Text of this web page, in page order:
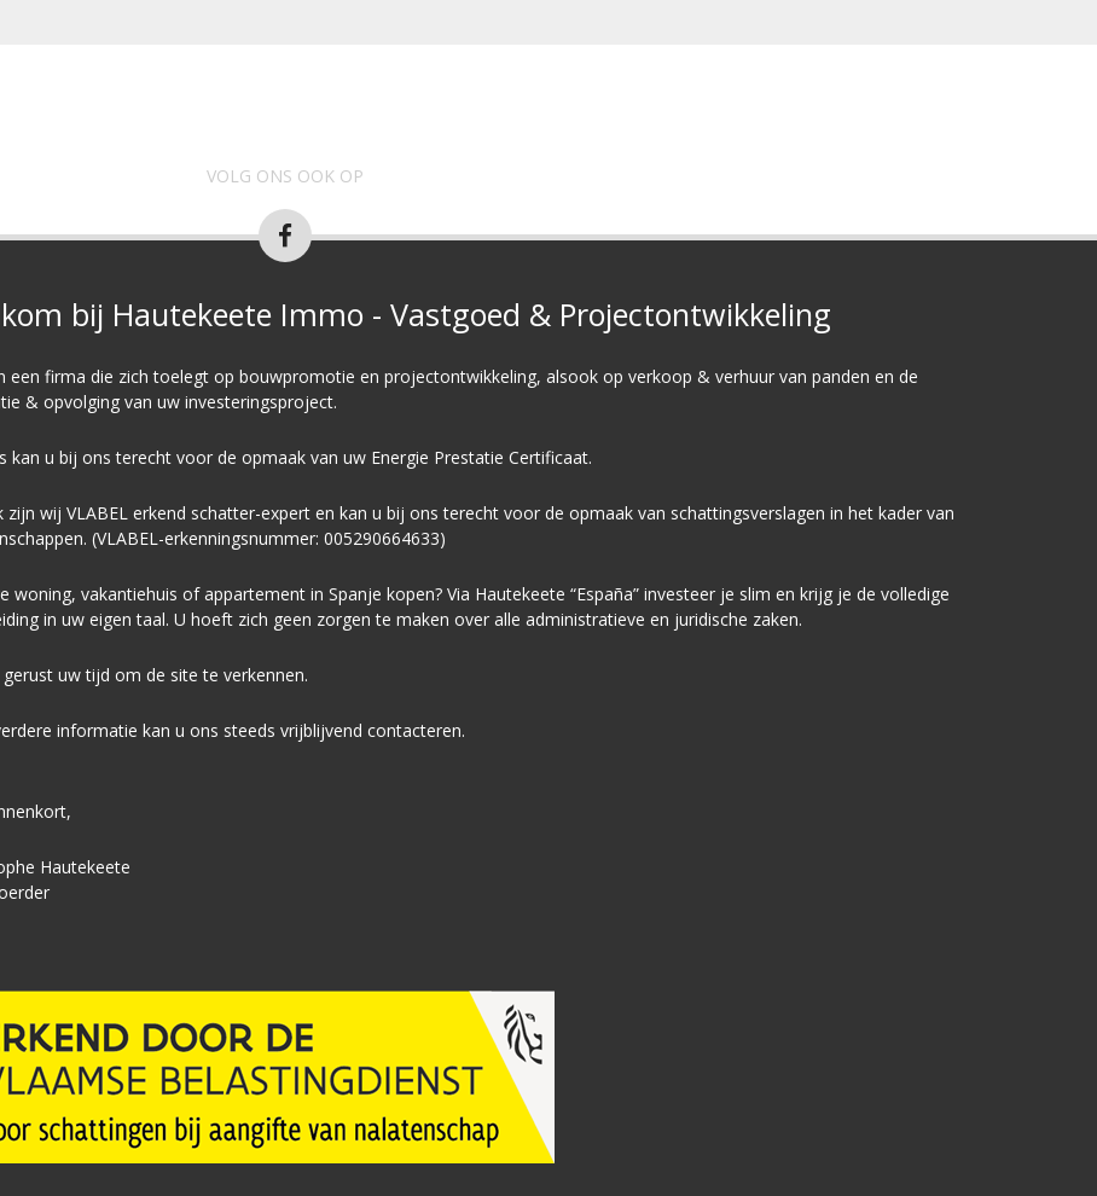
VOLG ONS OOK OP
bij Hautekeete Immo - Vastgoed & Projectontwikkeling
een firma die zich toelegt op bouwpromotie en projectontwikkeling, alsook op verkoop & verhuur van panden en de
& opvolging van uw investeringsproject.
kan u bij ons terecht voor de opmaak van uw Energie Prestatie Certificaat.
zijn wij VLABEL erkend schatter-expert en kan u bij ons terecht voor de opmaak van schattingsverslagen in het kader van
(VLABEL-erkenningsnummer: 005290664633)
woning, vakantiehuis of appartement in Spanje kopen? Via Hautekeete “España” investeer je slim en krijg je de volledige
in uw eigen taal. U hoeft zich geen zorgen te maken over alle administratieve en juridische zaken.
uw tijd om de site te verkennen.
informatie kan u ons steeds vrijblijvend contacteren.
Hautekeete